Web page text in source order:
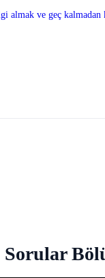
almak ve geç kalmadan